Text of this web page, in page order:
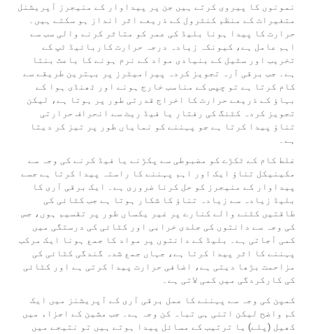
نمونوں کا پیروی کرتے ہیں جن پر پیداوار کے منیجرز آپریشنل
متغیرات کے منظم کنٹرول کے ذریعے اثر انداز ہو سکتے ہیں۔
حرارت کا پیدا ہونا بلیڈ کی عمر کو متاثر کرنے والی سب سے
اہم عامل ہے، کیونکہ زیادہ درجہ حرارت کاربائیڈ ٹپ کے
تخریب اور سٹیل کے بنیادی مواد کے نرم ہونے کا باعث بنتا
ہے۔ جب برقی آرہ تجویز کردہ پیرامیٹرز پر بہترین طریقے سے
کام کرتا ہے تو چپس کے مناسب خارج ہونے اور ٹھنڈی ہوا کے
بہاؤ کے ذریعے حرارت کا اخراج قدرتی طور پر ہوتا ہے، لیکن
تجویز کردہ کٹنگ کی رفتار یا فیڈ ریٹ سے انحراف حرارتی
تناؤ پیدا کرتا ہے جو پہننے کو نمایاں طور پر تیز کر دیتا
ہے۔
غلط کام کے ٹکڑے کو مضبوطی سے پکڑنے یا فیڈ کرنے کی وجہ سے
مکینیکل تناؤ ایک اور اہم پہننے کا راستہ پیدا کرتا ہے جسے
پیداوار کے منیجرز کو حل کرنا ضروری ہے۔ ایک برقی آری کا
بلیڈ زیادہ سے زیادہ تناؤ کا شکار ہوتا ہے جب کٹائی کی
طاقتیں کٹنے والے کنارے پر غیر یکساں طور پر تقسیم ہوں، جس
کی وجہ سے دانتوں کی جلدی خرابی اور کٹائی کی درستگی میں
کمی آجاتی ہے۔ بلیڈ کے دانتوں پر مواد کا جمع ہونا ایک مرکب
پہننے کا اثر پیدا کرتا ہے، جہاں جمع شدہ گندگی کٹائی کی
مزاحمت بڑھا دیتی ہے، اضافی حرارت پیدا کرتی ہے اور کٹائی
کی کارکردگی میں کمی لاتی ہے۔
کمپن کی وجہ سے پہننے کا عمل برقی آری کے آپریشنز میں ایک
کم واضح لیکن اتنی ہی تباہ کن وجہ ہے۔ جب مشین کے اجزاء میں
کھیل (پلے) یا ترتیب کے مسائل پیدا ہوتے ہیں تو نتیجے میں